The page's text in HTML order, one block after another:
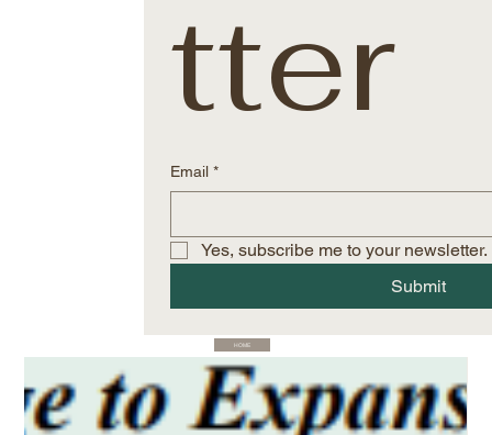
tter
Email *
Yes, subscribe me to your newsletter.
Submit
HOME